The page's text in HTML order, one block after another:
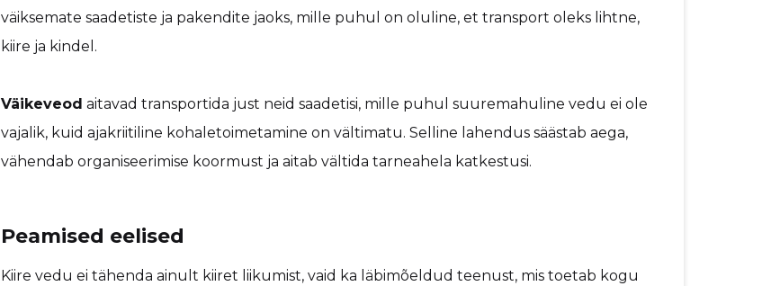
väiksemate saadetiste ja pakendite jaoks, mille puhul on oluline, et transport oleks lihtne,
kiire ja kindel.
Väikeveod aitavad transportida just neid saadetisi, mille puhul suuremahuline vedu ei ole
vajalik, kuid ajakriitiline kohaletoimetamine on vältimatu. Selline lahendus säästab aega,
vähendab organiseerimise koormust ja aitab vältida tarneahela katkestusi.
Peamised eelised
Kiire vedu ei tähenda ainult kiiret liikumist, vaid ka läbimõeldud teenust, mis toetab kogu